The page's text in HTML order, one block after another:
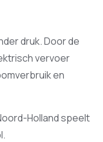
druk. Door de
vervoer
en
Holland speelt